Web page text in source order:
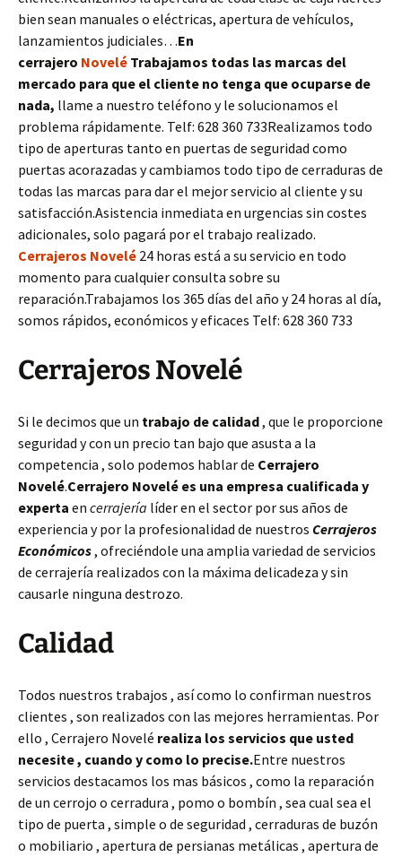
bien sean manuales o eléctricas, apertura de vehículos,
lanzamientos judiciales…En
cerrajero Novelé Trabajamos todas las marcas del
mercado para que el cliente no tenga que ocuparse de
nada, llame a nuestro teléfono y le solucionamos el
problema rápidamente. Telf: 628 360 733Realizamos todo
tipo de aperturas tanto en puertas de seguridad como
puertas acorazadas y cambiamos todo tipo de cerraduras de
todas las marcas para dar el mejor servicio al cliente y su
satisfacción.Asistencia inmediata en urgencias sin costes
adicionales, solo pagará por el trabajo realizado.
Cerrajeros Novelé 24 horas está a su servicio en todo
momento para cualquier consulta sobre su
reparación.Trabajamos los 365 días del año y 24 horas al día,
somos rápidos, económicos y eficaces Telf: 628 360 733
Cerrajeros Novelé
Si le decimos que un trabajo de calidad, que le proporcione
seguridad y con un precio tan bajo que asusta a la
competencia , solo podemos hablar de Cerrajero
Novelé.Cerrajero Novelé es una empresa cualificada y
experta en cerrajería líder en el sector por sus años de
experiencia y por la profesionalidad de nuestros Cerrajeros
Económicos, ofreciéndole una amplia variedad de servicios
de cerrajería realizados con la máxima delicadeza y sin
causarle ninguna destrozo.
Calidad
Todos nuestros trabajos , así como lo confirman nuestros
clientes , son realizados con las mejores herramientas. Por
ello , Cerrajero Novelé realiza los servicios que usted
necesite , cuando y como lo precise.Entre nuestros
servicios destacamos los mas básicos , como la reparación
de un cerrojo o cerradura , pomo o bombín , sea cual sea el
tipo de puerta , simple o de seguridad , cerraduras de buzón
o mobiliario , apertura de persianas metálicas , apertura de